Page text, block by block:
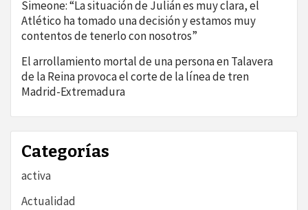
Simeone: “La situación de Julián es muy clara, el
Atlético ha tomado una decisión y estamos muy
contentos de tenerlo con nosotros”
El arrollamiento mortal de una persona en Talavera
de la Reina provoca el corte de la línea de tren
Madrid-Extremadura
Categorías
activa
Actualidad